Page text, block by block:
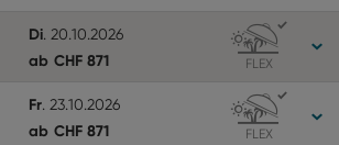
Di. 20.10.2026
ab CHF 871 FLEX
Fr. 23.10.2026
ab CHF 871 FLEX